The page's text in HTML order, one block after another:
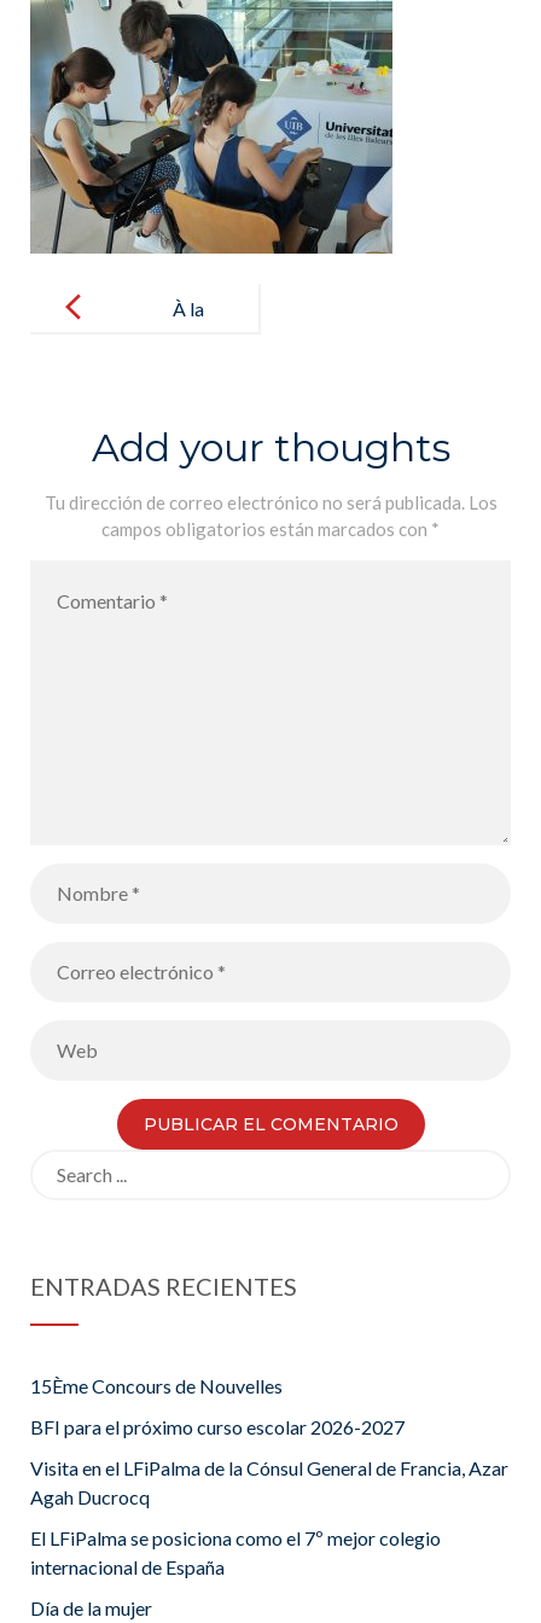
navigation
À la
Add your thoughts
Tu dirección de correo electrónico no será publicada. Los
campos obligatorios están marcados con *
ENTRADAS RECIENTES
15Ème Concours de Nouvelles
BFI para el próximo curso escolar 2026-2027
Visita en el LFiPalma de la Cónsul General de Francia, Azar
Agah Ducrocq
El LFiPalma se posiciona como el 7º mejor colegio
internacional de España
Día de la mujer